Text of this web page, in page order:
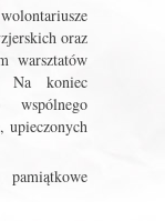
oraz
warsztatów
Na koniec
wspólnego
upieczonych